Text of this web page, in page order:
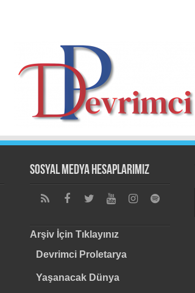
Sosyal Medya Hesaplarımız
Arşiv İçin Tıklayınız
Devrimci Proletarya
Yaşanacak Dünya